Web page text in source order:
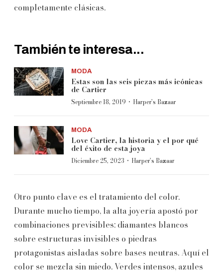
completamente clásicas.
También te interesa...
MODA
Estas son las seis piezas más icónicas
de Cartier
Septiembre 18, 2019 · Harper’s Bazaar
MODA
Love Cartier, la historia y el por qué
del éxito de esta joya
Diciembre 25, 2023 · Harper’s Bazaar
Otro punto clave es el tratamiento del color.
Durante mucho tiempo, la alta joyería apostó por
combinaciones previsibles: diamantes blancos
sobre estructuras invisibles o piedras
protagonistas aisladas sobre bases neutras. Aquí el
color se mezcla sin miedo. Verdes intensos, azules